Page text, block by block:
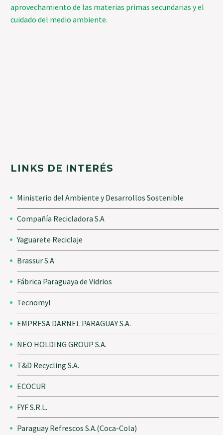
aprovechamiento de las materias primas secundarias y el
cuidado del medio ambiente.
LINKS DE INTERÉS
Ministerio del Ambiente y Desarrollos Sostenible
Compañía Recicladora S.A
Yaguarete Reciclaje
Brassur S.A
Fábrica Paraguaya de Vidrios
Tecnomyl
EMPRESA DARNEL PARAGUAY S.A.
NEO HOLDING GROUP S.A.
T&D Recycling S.A.
ECOCUR
FYF S.R.L.
Paraguay Refrescos S.A.(Coca-Cola)